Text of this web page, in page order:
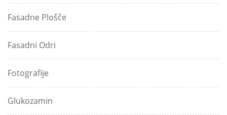
Fasadne Plošče
Fasadni Odri
Fotografije
Glukozamin